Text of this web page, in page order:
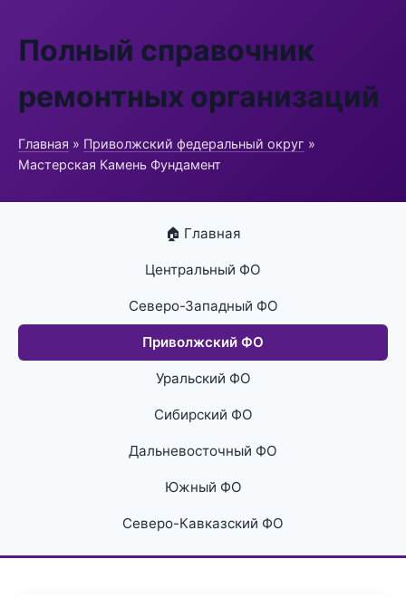
Полный справочник
ремонтных организаций
Главная » Приволжский федеральный округ »
Мастерская Камень Фундамент
🏠 Главная
Центральный ФО
Северо-Западный ФО
Приволжский ФО
Уральский ФО
Сибирский ФО
Дальневосточный ФО
Южный ФО
Северо-Кавказский ФО